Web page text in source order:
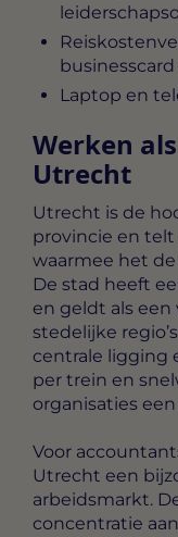
Laptop en
Werken
Utrecht
Utrecht is de
provincie en
waarmee het
De stad heeft
en geldt als een
stedelijke
centrale ligging
per trein en
organisaties
Voor
Utrecht een
arbeidsmarkt.
concentratie